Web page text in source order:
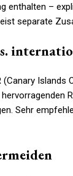
enthalten –
separate
(Canary Islands
Sehr